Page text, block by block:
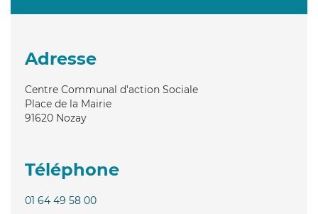
Adresse
Centre Communal d'action Sociale
Place de la Mairie
91620 Nozay
Téléphone
01 64 49 58 00